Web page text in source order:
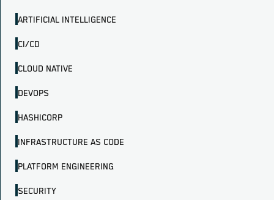
ARTIFICIAL INTELLIGENCE
CI/CD
CLOUD NATIVE
DEVOPS
HASHICORP
INFRASTRUCTURE AS CODE
PLATFORM ENGINEERING
SECURITY